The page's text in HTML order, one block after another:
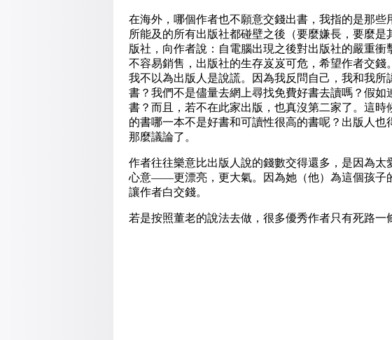
在海外，哪個作者也不願意交錢出書，我指的是那
所能及的所有出版社都碰壁之後（要麼嫌長，要麼
版社，向作者說：自電腦出現之後對出版社的嚴重
不容易銷售，出版社的生存岌岌可危，希望作者交錢
我不以為出版人是說謊。因為我反問自己，我和我
書？我們不是儘量去網上尋找免費好書去讀嗎？假
書？而且，若不在此家出版，也真沒第二家了。這
的書哪一本不是好書和可讀性很高的書呢？出版人
那麼議論了。
作者往往樂意比出版人說的錢數交得還多，是因為
心意——更漂亮，更大氣。因為她（他）為這個孩子
讓作者白交錢。
若是按照董老的說法去做，很多優秀作者只有死路